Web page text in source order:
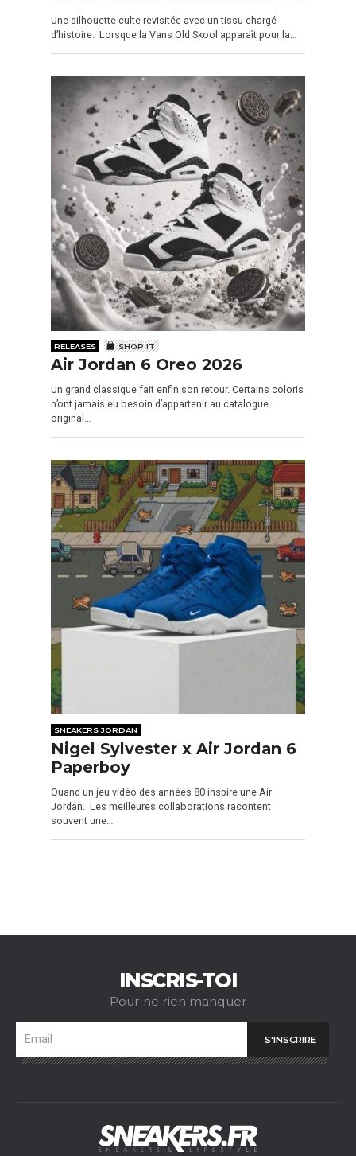
Une silhouette culte revisitée avec un tissu chargé
d’histoire. Lorsque la Vans Old Skool apparaît pour la…
RELEASES SHOP IT
Air Jordan 6 Oreo 2026
Un grand classique fait enfin son retour. Certains coloris
n’ont jamais eu besoin d’appartenir au catalogue
original…
SNEAKERS JORDAN
Nigel Sylvester x Air Jordan 6
Paperboy
Quand un jeu vidéo des années 80 inspire une Air
Jordan. Les meilleures collaborations racontent
souvent une…
INSCRIS-TOI
Pour ne rien manquer